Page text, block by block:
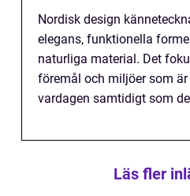
Nordisk design
elegans, funktionella
naturliga material. Det
föremål och miljöer som
vardagen samtidigt som
Läs fler